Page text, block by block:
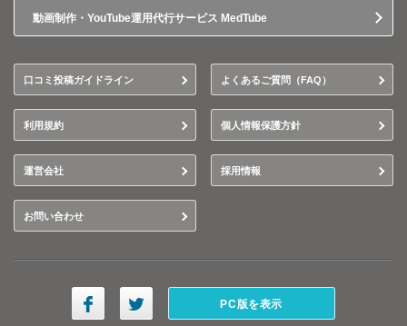
動画制作・YouTube運用代行サービス MedTube
口コミ投稿ガイドライン よくあるご質問（FAQ）
利用規約 個人情報保護方針
運営会社 採用情報
お問い合わせ
PC版を表示